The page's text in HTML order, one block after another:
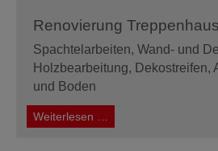
Renovierung
Spachtelarbeiten, Wand- und
Holzbearbeitung, Dekostreifen,
und Boden
Weiterlesen …
Treppenhaus